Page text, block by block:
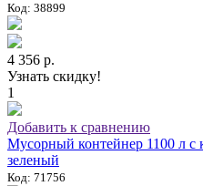
Код: 38899
4 356 р.
Узнать скидку!
1
Добавить к сравнению
Мусорный контейнер 1100 л
зеленый
Код: 71756